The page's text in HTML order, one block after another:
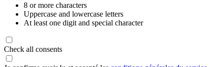
8 or more characters
Uppercase and lowercase letters
At least one digit and special character
Check all consents